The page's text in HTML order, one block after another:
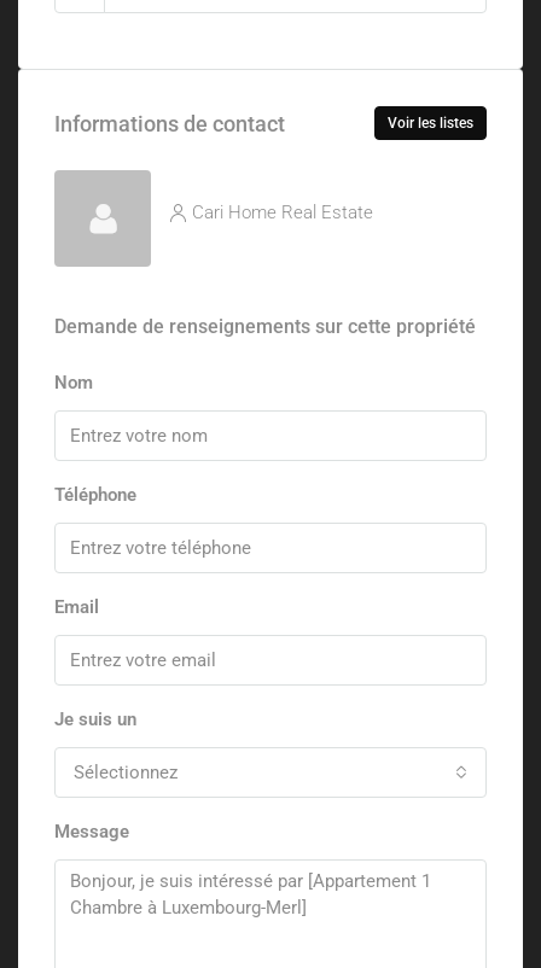
Informations de contact Voir les listes
Cari Home Real Estate
Demande de renseignements sur cette propriété
Nom
Téléphone
Email
Je suis un
Sélectionnez
Message